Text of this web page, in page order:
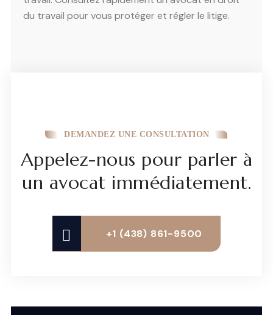
du travail pour vous protéger et régler le litige.
DEMANDEZ UNE CONSULTATION
Appelez-nous pour parler à
un avocat immédiatement.
+1 (438) 861-9500